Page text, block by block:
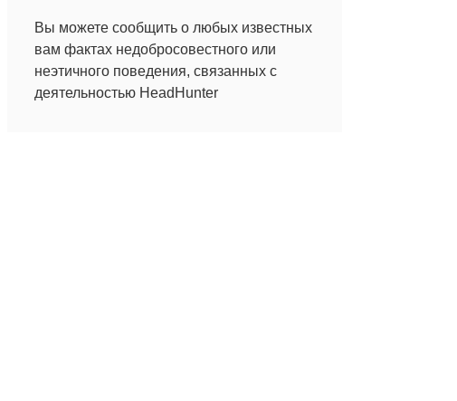
Вы можете сообщить о любых известных
вам фактах недобросовестного или
неэтичного поведения, связанных с
деятельностью HeadHunter